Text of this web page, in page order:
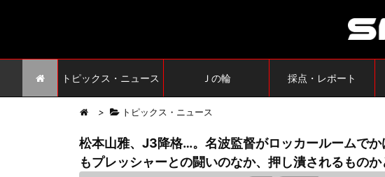
トピックス・ニュース Ｊの輪 採点・レポート
> トピックス・ニュース
松本山雅、J3降格…。名波監督がロッカールームで
もプレッシャーとの闘いのなか、押し潰されるもの